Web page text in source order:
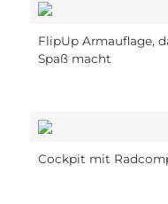
FlipUp Armauflage,
Spaß macht
Cockpit mit